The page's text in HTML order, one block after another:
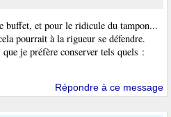
buffet, et pour le ridicule du tampon...
pourrait à la rigueur se défendre.
je préfère conserver tels quels :
Répondre à ce message